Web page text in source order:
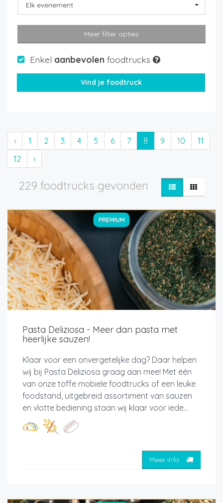
Elk evenement
Meer filter opties
Enkel aanbevolen foodtrucks
‹ 1 2 3 4 5 6 7 8 9 10
11
12
›
229 foodtrucks gevonden
PREMIUM
Pasta Deliziosa - Meer dan pasta met
heerlijke sauzen!
Klaar voor een onvergetelijke dag? Daar helpen
wij bij Pasta Deliziosa graag aan mee! Met één
van onze toffe mobiele foodtrucks of een leuke
foodstand, uitgebreid assortiment van sauzen
en vlotte bediening staan wij klaar voor iede...
Meer info